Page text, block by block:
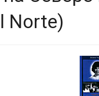
Norte)